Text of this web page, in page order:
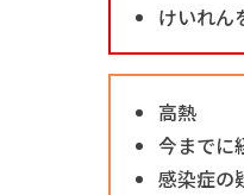
けいれん
高熱
今までに
感染症の